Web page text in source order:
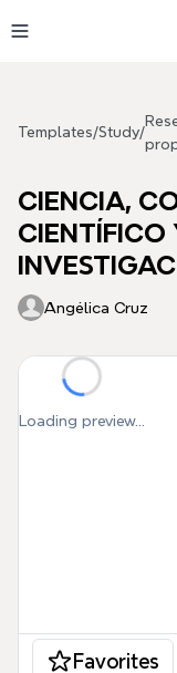
Templates/Study/
CIENCIA,
CIENTÍFICO
Angélica Cruz
Loading preview...
Favorites